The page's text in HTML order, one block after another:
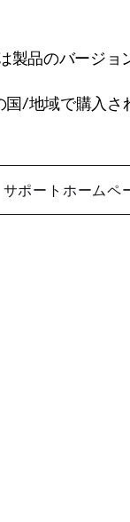
製品のバージョ
国/地域で購入さ
サポートホームペ